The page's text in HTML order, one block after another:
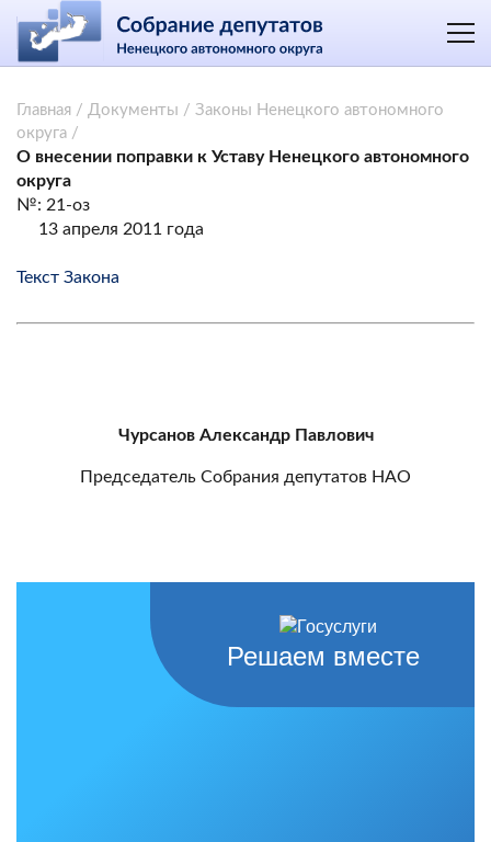
Главная / Документы / Законы Ненецкого автономного
округа /
О внесении поправки к Уставу Ненецкого автономного
округа
№: 21-оз
13 апреля 2011 года
Текст Закона
Чурсанов Александр Павлович
Председатель Собрания депутатов НАО
Решаем вместе